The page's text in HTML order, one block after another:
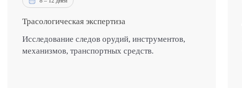
Трасологическая экспертиза
Исследование следов орудий, инструментов,
механизмов, транспортных средств.